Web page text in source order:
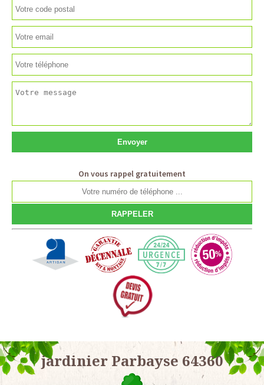
On vous rappel gratuitement
jardinier Parbayse 64360